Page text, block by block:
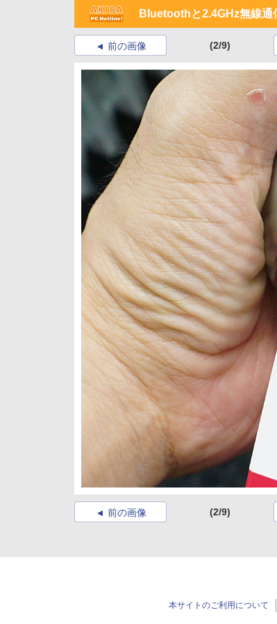
Bluetoothと2.4GHz無線通
前の画像 (2/9)
前の画像 (2/9)
本サイトのご利用について